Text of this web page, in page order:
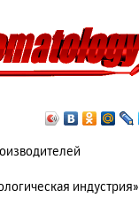
индустрия»